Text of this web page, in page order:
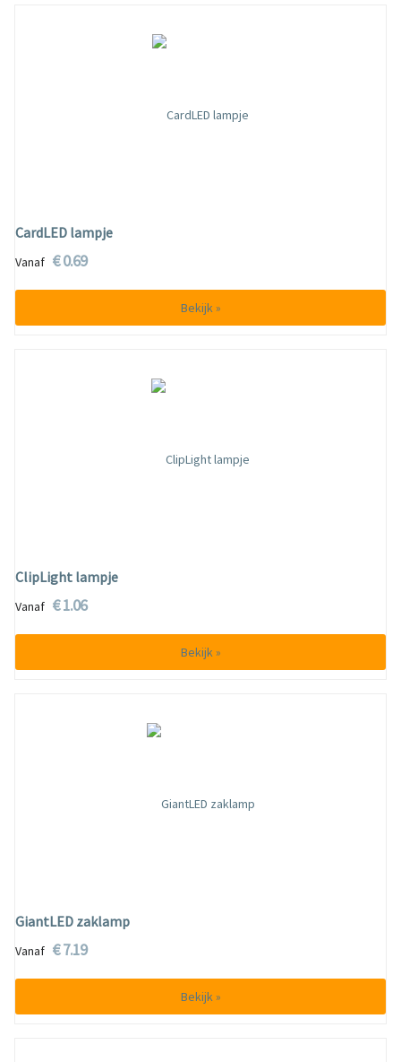
CardLED lampje
Vanaf € 0.69
Bekijk »
ClipLight lampje
Vanaf € 1.06
Bekijk »
GiantLED zaklamp
Vanaf € 7.19
Bekijk »